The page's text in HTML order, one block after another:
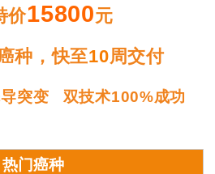
价15800元
种，快至10周交付
导突变 双技术100%成功
热门癌种